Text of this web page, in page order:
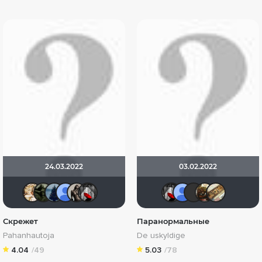
24.03.2022
ya-yaCuJIbBEPAlexandr BOG
Мышь Белая
Скрежет
Pahanhautoja
4.04 /49
03.02.2022
Мышь
Паранормальные
De uskyldige
5.03 /78